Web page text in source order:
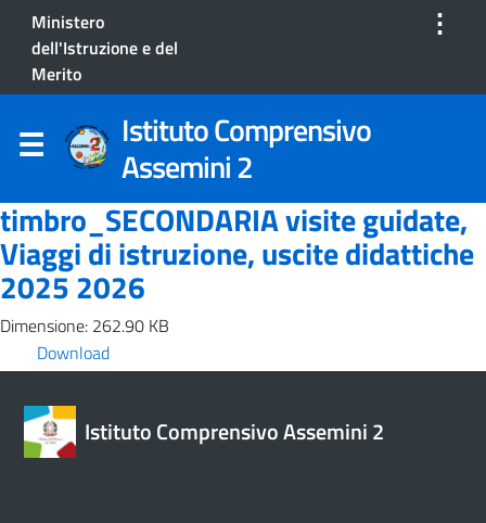
Ministero
dell'Istruzione e del
Merito
⋮
Istituto Comprensivo
Assemini 2
timbro_SECONDARIA visite guidate,
Viaggi di istruzione, uscite didattiche
2025 2026
Dimensione: 262.90 KB
Download
Istituto Comprensivo Assemini 2